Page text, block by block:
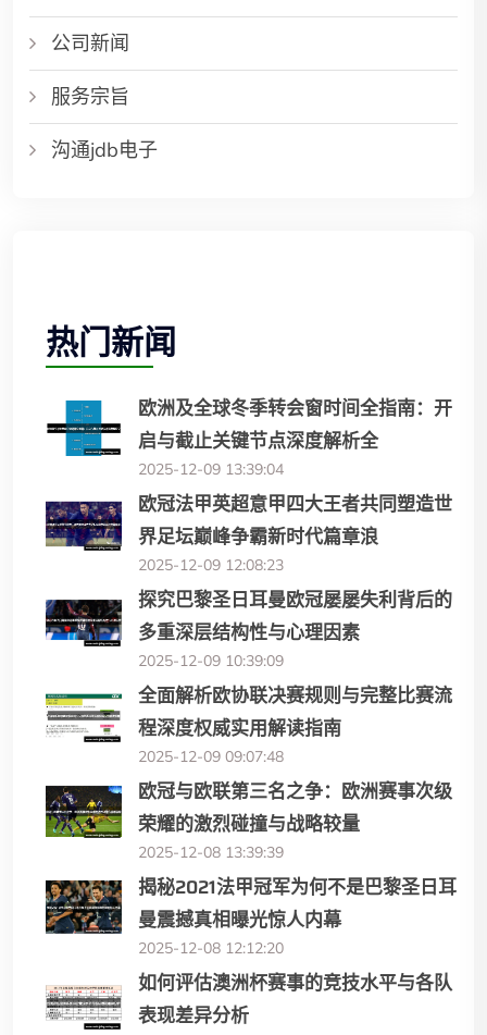
公司新闻
服务宗旨
沟通jdb电子
热门新闻
欧洲及全球冬季转会窗时间全指南：开
启与截止关键节点深度解析全
2025-12-09 13:39:04
欧冠法甲英超意甲四大王者共同塑造世
界足坛巅峰争霸新时代篇章浪
2025-12-09 12:08:23
探究巴黎圣日耳曼欧冠屡屡失利背后的
多重深层结构性与心理因素
2025-12-09 10:39:09
全面解析欧协联决赛规则与完整比赛流
程深度权威实用解读指南
2025-12-09 09:07:48
欧冠与欧联第三名之争：欧洲赛事次级
荣耀的激烈碰撞与战略较量
2025-12-08 13:39:39
揭秘2021法甲冠军为何不是巴黎圣日耳
曼震撼真相曝光惊人内幕
2025-12-08 12:12:20
如何评估澳洲杯赛事的竞技水平与各队
表现差异分析